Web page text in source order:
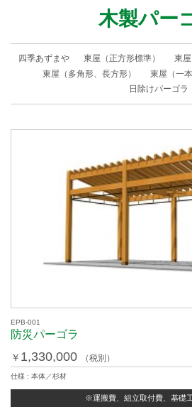
木製パー
四季あずまや 東屋（正方形標準） 東屋
東屋（多角形、長方形）
東屋（一本
日除けパーゴラ
EPB-001
防災パーゴラ
￥ 1,330,000 （税別）
仕様 : 本体／杉材
※運搬費、組立取付費、基礎